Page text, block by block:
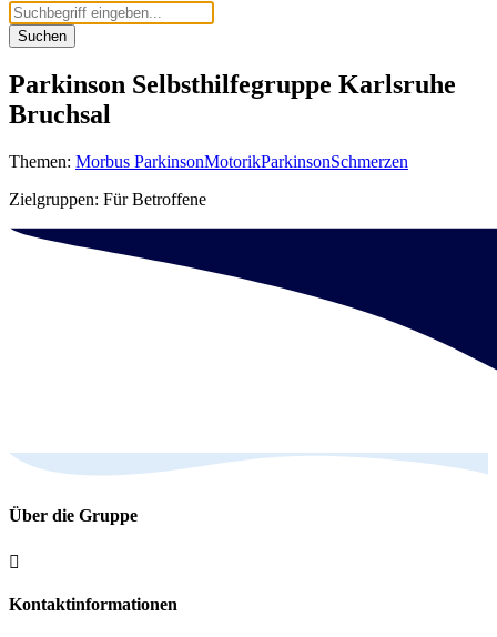
Suchen
Parkinson Selbsthilfegruppe Karlsruhe
Bruchsal
Themen: Morbus ParkinsonMotorikParkinsonSchmerzen
Zielgruppen: Für Betroffene
Über die Gruppe
Kontakt­informationen